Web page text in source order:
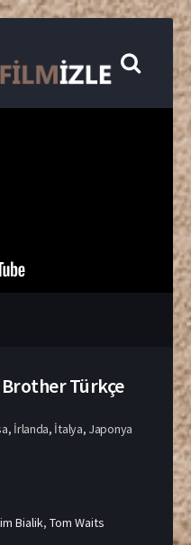
Türkçe
, İrlanda, İtalya, Japonya
Bialik, Tom Waits